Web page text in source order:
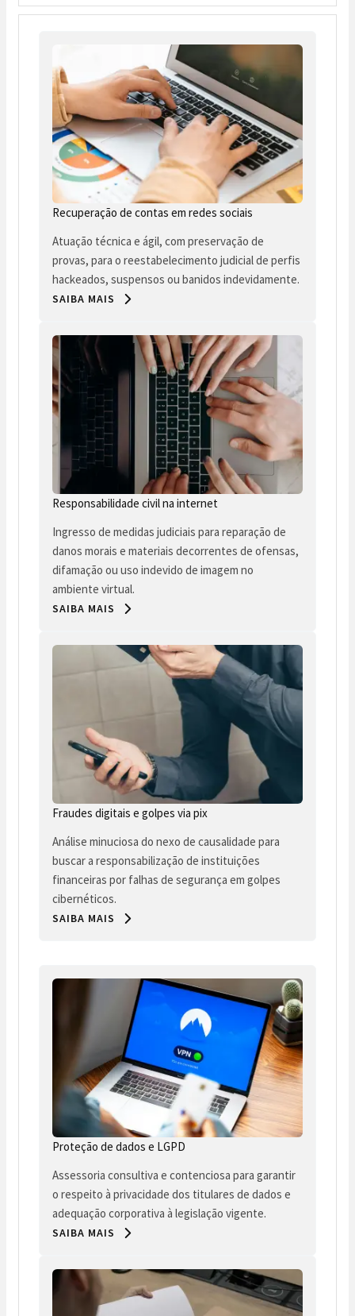
Recuperação de contas em redes sociais
Atuação técnica e ágil, com preservação de
provas, para o reestabelecimento judicial de perfis
hackeados, suspensos ou banidos indevidamente.
SAIBA MAIS
Responsabilidade civil na internet
Ingresso de medidas judiciais para reparação de
danos morais e materiais decorrentes de ofensas,
difamação ou uso indevido de imagem no
ambiente virtual.
SAIBA MAIS
Fraudes digitais e golpes via pix
Análise minuciosa do nexo de causalidade para
buscar a responsabilização de instituições
financeiras por falhas de segurança em golpes
cibernéticos.
SAIBA MAIS
Proteção de dados e LGPD
Assessoria consultiva e contenciosa para garantir
o respeito à privacidade dos titulares de dados e
adequação corporativa à legislação vigente.
SAIBA MAIS